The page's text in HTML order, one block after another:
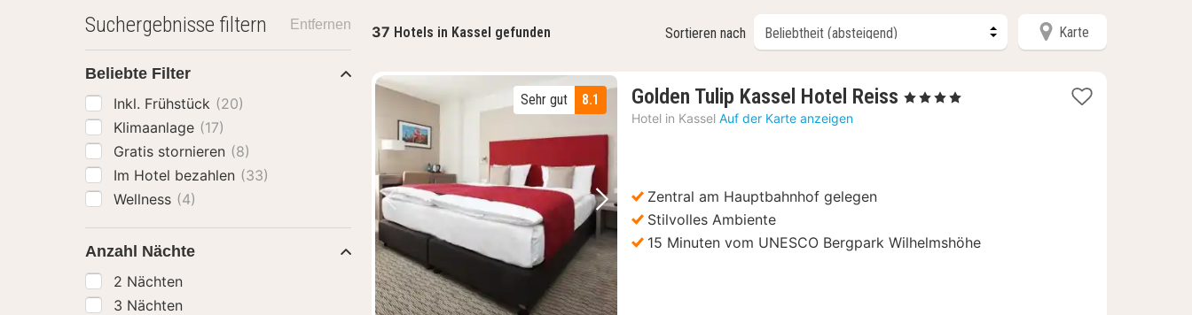
37 Hotels in Kassel gefunden Sortieren nach Karte
Vorheriges Bild Nächstes Bild
8.1
Sehr gut Golden Tulip Kassel Hotel Reiss 1
, 4 Sterne
Hotel in Kassel Auf der Karte anzeigen
Zentral am Hauptbahnhof gelegen
Stilvolles Ambiente
15 Minuten vom UNESCO Bergpark Wilhelmshöhe
Suchergebnisse filtern Entfernen
Beliebte Filter
Inkl. Frühstück (20)
Klimaanlage (17)
Gratis stornieren (8)
Im Hotel bezahlen (33)
Wellness (4)
Anzahl Nächte
2 Nächten
3 Nächten